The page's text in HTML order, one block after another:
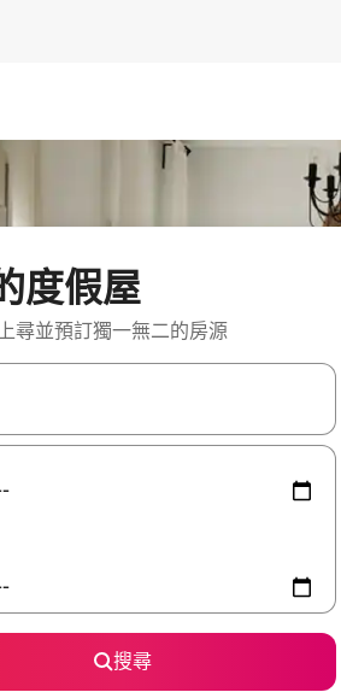
度假屋
尋並預訂獨一無二的房源
果，瀏覽內容時請使用上下箭頭，或輕點、
搜尋